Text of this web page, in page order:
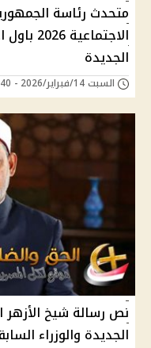
متحدث رئاسة
الجديدة
السبت 14/فبراير/2026 - 04:40 م
نص رسالة شيخ
الجديدة والوزراء